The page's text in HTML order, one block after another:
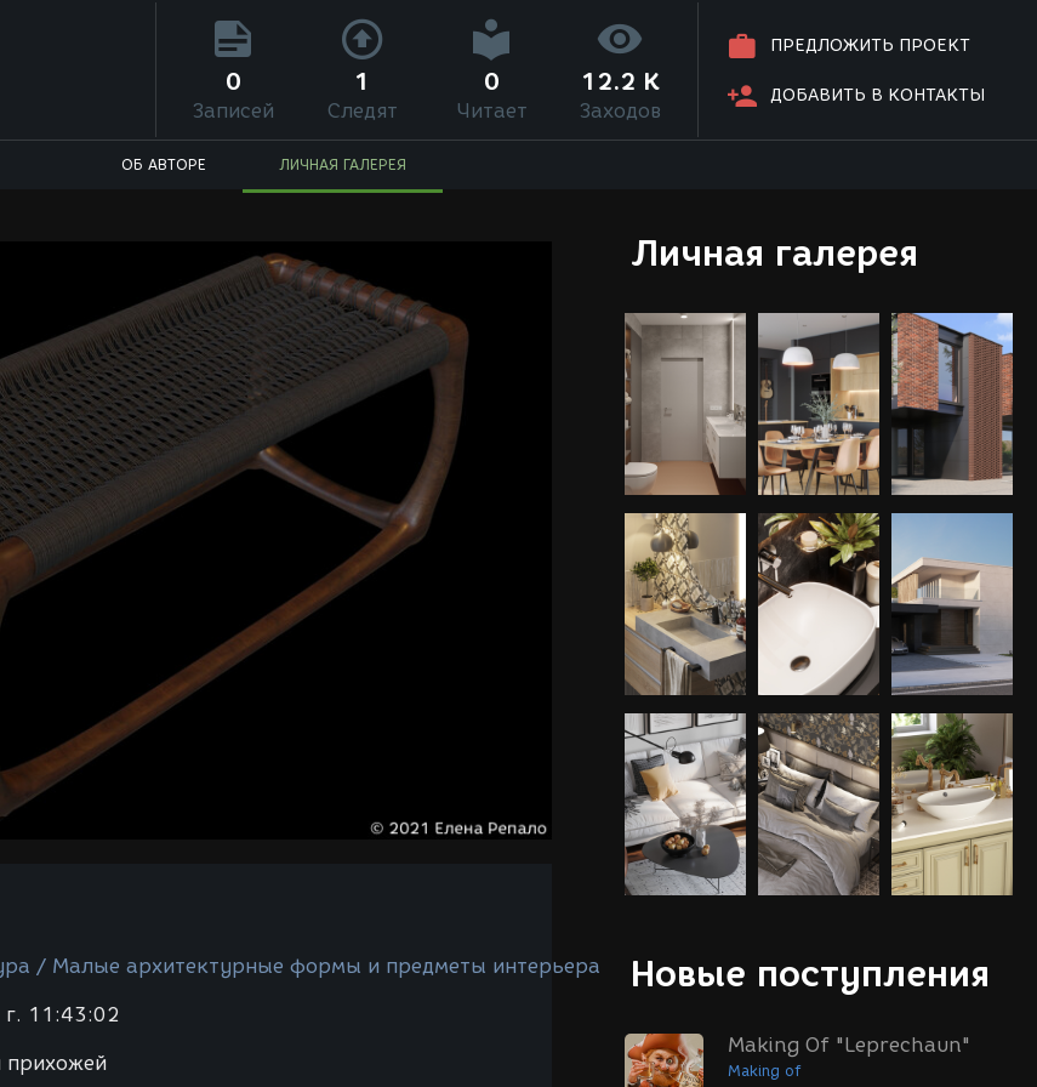
ПРЕДЛОЖИТЬ ПРОЕКТ
ДОБАВИТЬ В КОНТАКТЫ
0
Записей
1
Следят
0
Читает
12.2 K
Заходов
ОБ АВТОРЕ ЛИЧНАЯ ГАЛЕРЕЯ
Личная галерея
Новые поступления
Making Of "Leprechaun"
Making of
/ Малые архитектурные формы и предметы интерьера
11:43:02
прихожей